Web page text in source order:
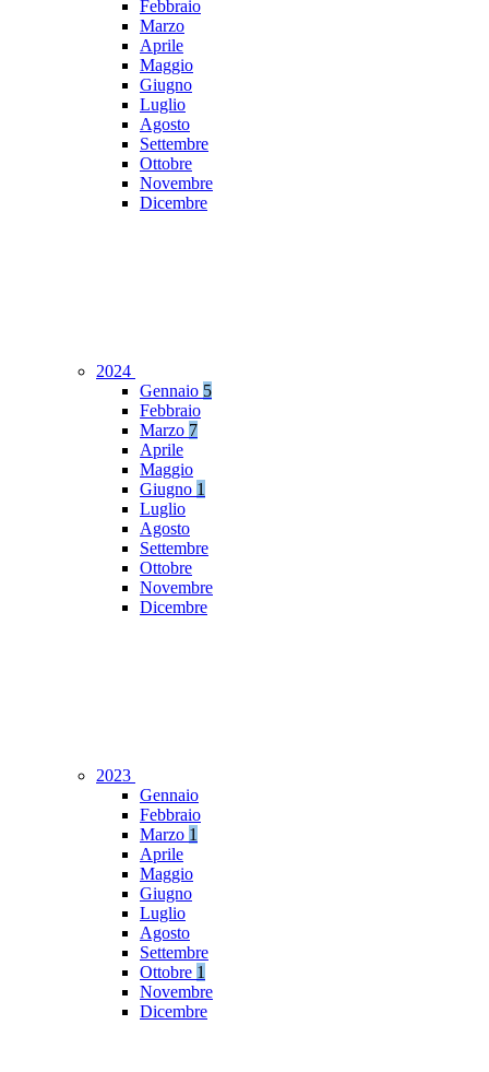
Febbraio
Marzo
Aprile
Maggio
Giugno
Luglio
Agosto
Settembre
Ottobre
Novembre
Dicembre
2024
Gennaio 5
Febbraio
Marzo 7
Aprile
Maggio
Giugno 1
Luglio
Agosto
Settembre
Ottobre
Novembre
Dicembre
2023
Gennaio
Febbraio
Marzo 1
Aprile
Maggio
Giugno
Luglio
Agosto
Settembre
Ottobre 1
Novembre
Dicembre